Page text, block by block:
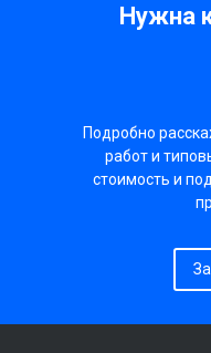
Нужна
Подробно
работ и
стоимость и